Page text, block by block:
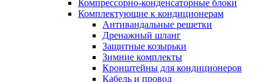
Компрессорно-конденсаторные блоки
Комплектующие к кондиционерам
Антивандальные решетки
Дренажный шланг
Защитные козырьки
Зимние комплекты
Кронштейны для кондиционеров
Кабель и провод